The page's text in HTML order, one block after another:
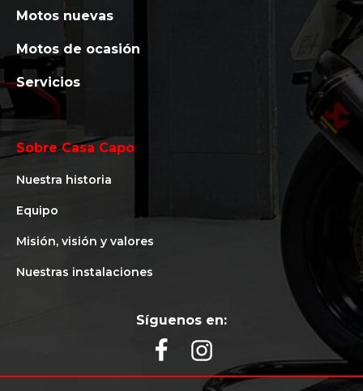
Motos nuevas
Motos de ocasión
Servicios
Sobre Casa Capo
Nuestra historia
Equipo
Misión, visión y valores
Nuestras instalaciones
Síguenos en: